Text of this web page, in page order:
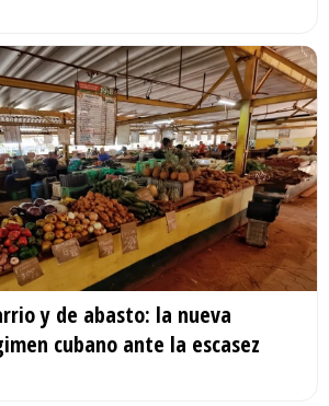
y de abasto: la nueva
cubano ante la escasez